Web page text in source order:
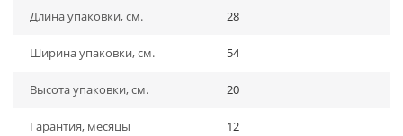
Длина упаковки, см. 28
Ширина упаковки, см. 54
Высота упаковки, см. 20
Гарантия, месяцы 12